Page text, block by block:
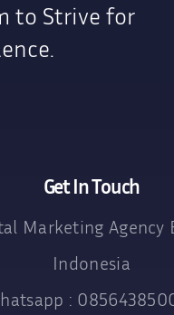
to Strive for
Get In Touch
Marketing Agency
Indonesia
: